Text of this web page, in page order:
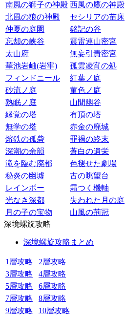
南風の獅子の神殿 西風の鷹の神殿
北風の狼の神殿
セシリアの苗床
仲夏の庭園
銘記の谷
忘却の峡谷
震雷連山密宮
太山府
無妄引責密宮
華池岩岫(岩牢)
孤雲凌宵の処
フィンドニール
紅葉ノ庭
砂流ノ庭
菫色ノ庭
熟眠ノ庭
山間幽谷
縁覚の塔
有頂の塔
無学の塔
赤金の廃城
熔鉄の孤砦
罪禍の終末
深潮の余韻
蒼白の遺栄
滝を臨む廃都
色褪せた劇場
秘炎の幽墟
古の眺望台
レインボー
霜つく機軸
光なき深都
失われた月の庭
月の子の宝物
山風の荊冠
深境螺旋攻略
深境螺旋攻略まとめ
1層攻略
2層攻略
3層攻略
4層攻略
5層攻略
6層攻略
7層攻略
8層攻略
9層攻略
10層攻略